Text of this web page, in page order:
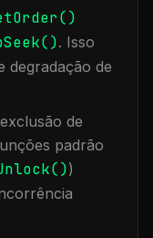
. Isso
degradação de
de
padrão
)